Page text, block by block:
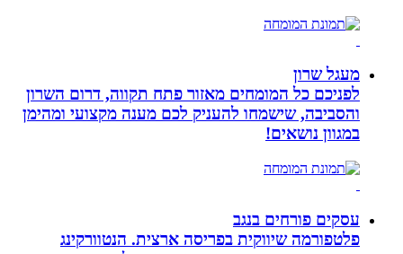
מעגל שרון
לפניכם כל המומחים מאזור פתח תקווה, דרום השרון
והסביבה, שישמחו להעניק לכם מענה מקצועי ומהימן
במגוון נושאים!
עסקים פורחים בנגב
פלטפורמה שיווקית בפריסה ארצית. הנטוורקינג